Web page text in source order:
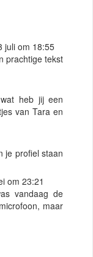
juli om 18:55
prachtige tekst
heb jij een
van Tara en
je profiel staan
om 23:21
vandaag de
maar